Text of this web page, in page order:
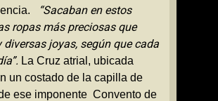
“Sacaban en estos
ropas más preciosas que
diversas joyas, según que cada
La Cruz atrial, ubicada
un costado de la capilla de
ese imponente Convento de